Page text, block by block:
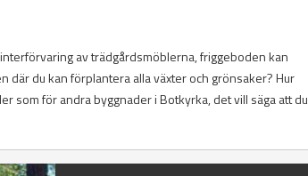
av trädgårdsmöblerna, friggeboden kan
du kan förplantera alla växter och grönsaker? Hur
som för andra byggnader i Botkyrka, det vill säga att du